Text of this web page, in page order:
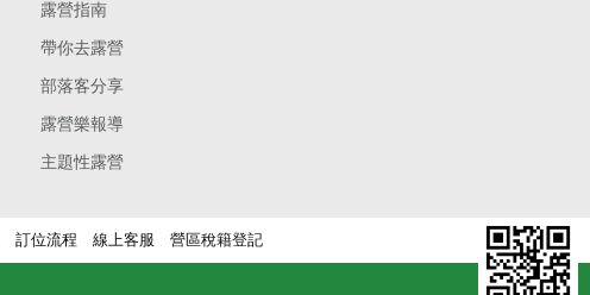
露營指南
帶你去露營
部落客分享
露營樂報導
主題性露營
訂位流程 線上客服 營區稅籍登記